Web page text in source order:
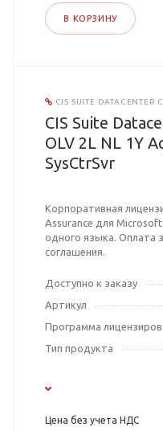
В КОРЗИНУ
CIS SUITE DATACENTER
CIS Suite
OLV 2L NL 1Y
SysCtrSvr
Корпоративная
Assurance для
одного языка. Оплата
соглашения.
Доступно к заказу
Артикул
Программа
Тип продукта
Цена без учета НДС